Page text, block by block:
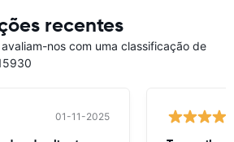
recentes
nos com uma classificação de
01-11-2025